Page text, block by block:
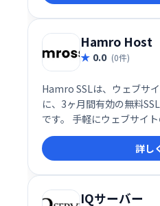
Hamro Host
0.0 (0件)
Hamro SSLは、ウェブサ
に、3ヶ月間有効の無料
です。 手軽にウェブサイ
安全な通信環境を実現で
お試しください。
詳し
IQサーバー